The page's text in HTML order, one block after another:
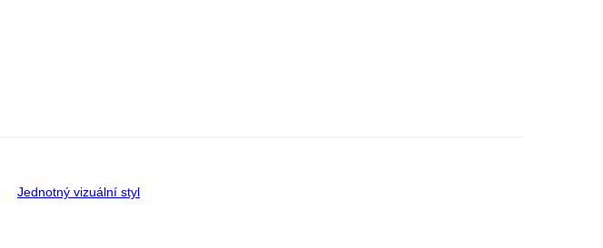
Jednotný vizuální styl